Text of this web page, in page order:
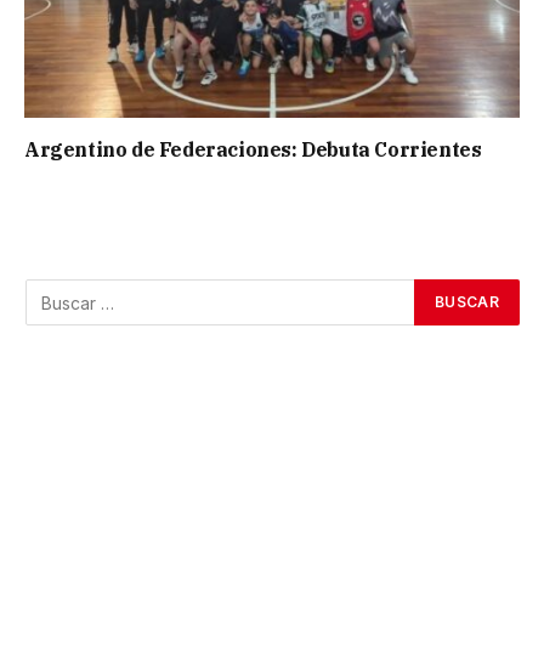
Argentino de Federaciones: Debuta Corrientes